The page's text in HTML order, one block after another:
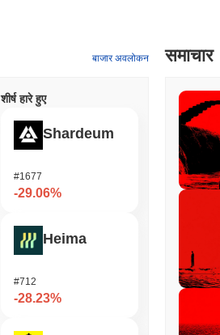
बाजार अवलोकन
शीर्ष हारे हुए
Shardeum
#1677
-29.06%
Heima
#712
-28.23%
समाचार